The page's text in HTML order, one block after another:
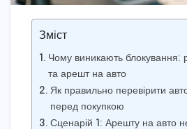
Зміст
Чому виникають блокування:
та арешт на авто
Як правильно перевірити
перед покупкою
Сценарій 1: Арешту на авто